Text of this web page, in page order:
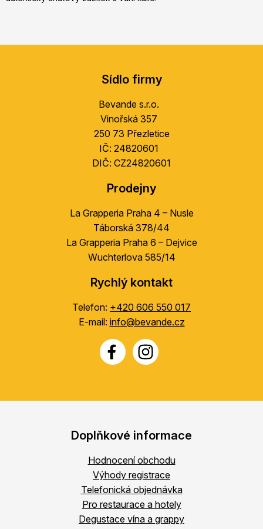
Sídlo firmy
Bevande s.r.o.
Vinořská 357
250 73 Přezletice
IČ: 24820601
DIČ: CZ24820601
Prodejny
La Grapperia Praha 4 – Nusle
Táborská 378/44
La Grapperia Praha 6 – Dejvice
Wuchterlova 585/14
Rychlý kontakt
Telefon: +420 606 550 017
E-mail: info@bevande.cz
Doplňkové informace
Hodnocení obchodu
Výhody registrace
Telefonická objednávka
Pro restaurace a hotely
Degustace vína a grappy